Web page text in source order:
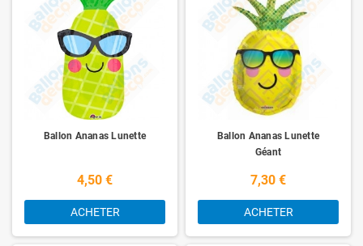
Ballon Ananas Lunette
4,50 €
ACHETER
Ballon Ananas Lunette
Géant
7,30 €
ACHETER